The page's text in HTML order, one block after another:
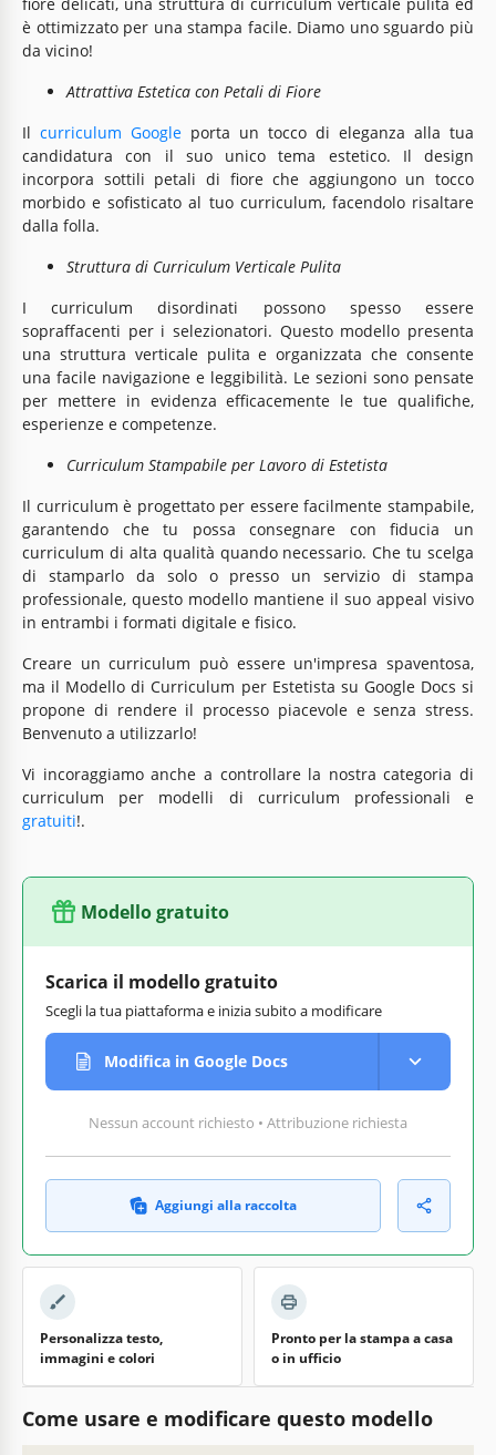
è ottimizzato per una stampa facile. Diamo uno sguardo più
da vicino!
Attrattiva Estetica con Petali di Fiore
Il curriculum Google porta un tocco di eleganza alla tua
candidatura con il suo unico tema estetico. Il design
incorpora sottili petali di fiore che aggiungono un tocco
morbido e sofisticato al tuo curriculum, facendolo risaltare
dalla folla.
Struttura di Curriculum Verticale Pulita
I curriculum disordinati possono spesso essere
sopraffacenti per i selezionatori. Questo modello presenta
una struttura verticale pulita e organizzata che consente
una facile navigazione e leggibilità. Le sezioni sono pensate
per mettere in evidenza efficacemente le tue qualifiche,
esperienze e competenze.
Curriculum Stampabile per Lavoro di Estetista
Il curriculum è progettato per essere facilmente stampabile,
garantendo che tu possa consegnare con fiducia un
curriculum di alta qualità quando necessario. Che tu scelga
di stamparlo da solo o presso un servizio di stampa
professionale, questo modello mantiene il suo appeal visivo
in entrambi i formati digitale e fisico.
Creare un curriculum può essere un'impresa spaventosa,
ma il Modello di Curriculum per Estetista su Google Docs si
propone di rendere il processo piacevole e senza stress.
Benvenuto a utilizzarlo!
Vi incoraggiamo anche a controllare la nostra categoria di
curriculum per modelli di curriculum professionali e
gratuiti!.
Modello gratuito
Scarica il modello gratuito
Scegli la tua piattaforma e inizia subito a modificare
Modifica in Google Docs
Nessun account richiesto • Attribuzione richiesta
Aggiungi alla raccolta
Personalizza testo,
immagini e colori
Pronto per la stampa a casa
o in ufficio
Come usare e modificare questo modello